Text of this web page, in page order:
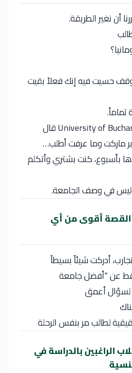
أن نغير الطريقة.
حسيت فيه إنك فعلاً بقيت
تماماً.
University ofقال
ماركت وما عرفت أطلب…
بأسبوع، كنت بشتري وأتكلم
في وصف الجامعة.
أقوى من أي
أدركت شيئاً بسيطاً
عن “أفضل جامعة
لسؤال أعمق
لطالب مر بنفس الرحلة
الراغبين بالدراسة في